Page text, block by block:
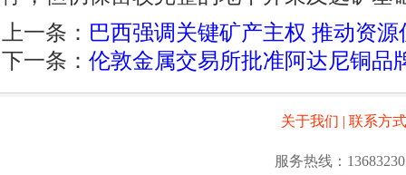
上一条： 巴西强调关键矿产主权 推动资
下一条： 伦敦金属交易所批准阿达尼铜品
关于我们 | 联系方式
服务热线：